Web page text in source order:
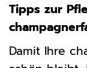
Tipps zur
Damit Ihre